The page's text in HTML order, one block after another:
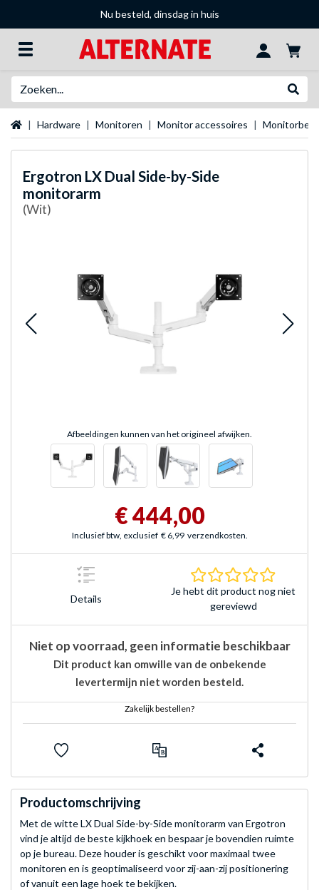
Nu besteld, dinsdag in huis
Startpagina
Hardware Monitoren Monitor accessoires
Ergotron LX Dual Side-by-Side
monitorarm
(Wit)
Afbeeldingen kunnen van het origineel afwijken.
€ 444,00
Inclusief btw, exclusief € 6,99 verzendkosten.
Details
Je hebt dit product nog niet
gereviewd
Niet op voorraad, geen informatie beschikbaar
Dit product kan omwille van de onbekende
levertermijn niet worden besteld.
Zakelijk bestellen?
Productomschrijving
Met de witte LX Dual Side-by-Side monitorarm van Ergotron
vind je altijd de beste kijkhoek en bespaar je bovendien ruimte
op je bureau. Deze houder is geschikt voor maximaal twee
monitoren en is geoptimaliseerd voor zij-aan-zij positionering
of vanuit een lage hoek te bekijken.